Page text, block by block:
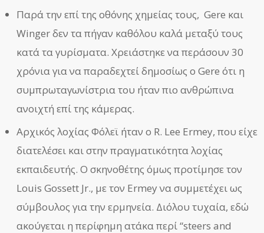
Παρά την επί της οθόνης χημείας τους, Gere και
Winger δεν τα πήγαν καθόλου καλά μεταξύ τους
κατά τα γυρίσματα. Χρειάστηκε να περάσουν 30
χρόνια για να παραδεχτεί δημοσίως ο Gere ότι η
συμπρωταγωνίστρια του ήταν πιο ανθρώπινα
ανοιχτή επί της κάμερας.
Αρχικός λοχίας Φόλεϊ ήταν ο R. Lee Ermey, που είχε
διατελέσει και στην πραγματικότητα λοχίας
εκπαιδευτής. Ο σκηνοθέτης όμως προτίμησε τον
Louis Gossett Jr., με τον Ermey να συμμετέχει ως
σύμβουλος για την ερμηνεία. Διόλου τυχαία, εδώ
ακούγεται η περίφημη ατάκα περί “steers and